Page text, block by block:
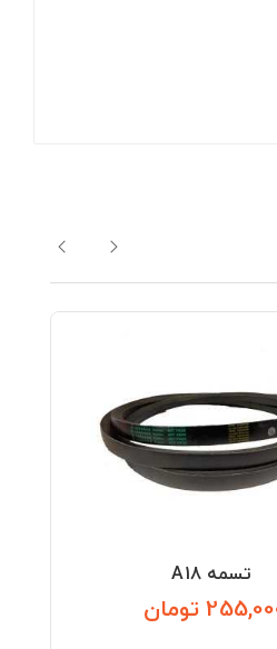
تسمه A18
تومان